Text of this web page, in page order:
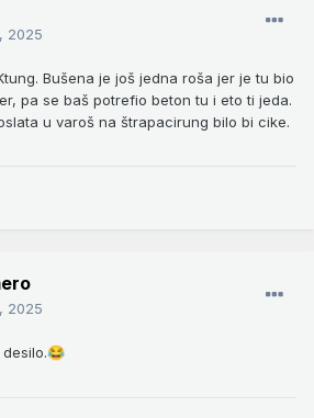
2025
Bušena je još jedna roša jer je tu bio
pa se baš potrefio beton tu i eto ti jeda.
u varoš na štrapacirung bilo bi cike.
2025
😂